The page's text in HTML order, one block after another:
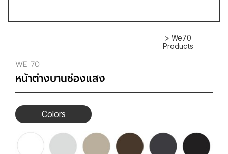
> We70
Products
WE 70
หน้าต่างบานช่องแสง
Colors